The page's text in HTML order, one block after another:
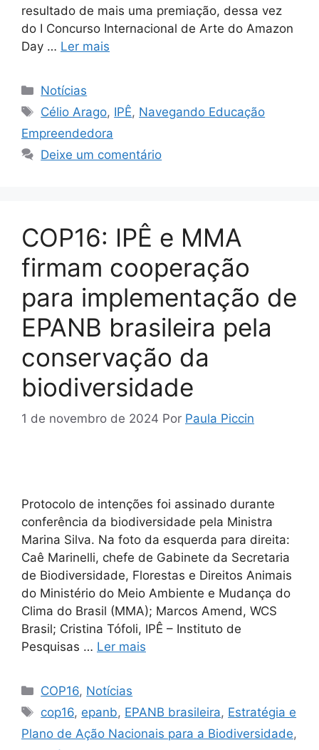
resultado de mais uma premiação, dessa vez
do I Concurso Internacional de Arte do Amazon
Day … Ler mais
Notícias
Célio Arago, IPÊ, Navegando Educação
Empreendedora
Deixe um comentário
COP16: IPÊ e MMA
firmam cooperação
para implementação de
EPANB brasileira pela
conservação da
biodiversidade
1 de novembro de 2024 Por Paula Piccin
Protocolo de intenções foi assinado durante
conferência da biodiversidade pela Ministra
Marina Silva. Na foto da esquerda para direita:
Caê Marinelli, chefe de Gabinete da Secretaria
de Biodiversidade, Florestas e Direitos Animais
do Ministério do Meio Ambiente e Mudança do
Clima do Brasil (MMA); Marcos Amend, WCS
Brasil; Cristina Tófoli, IPÊ – Instituto de
Pesquisas … Ler mais
COP16, Notícias
cop16, epanb, EPANB brasileira, Estratégia e
Plano de Ação Nacionais para a Biodiversidade,